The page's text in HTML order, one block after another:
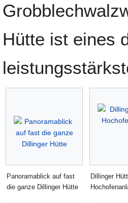
Hütte ist eines
Panoramablick auf fast
die ganze Dillinger Hütte
Dillinger